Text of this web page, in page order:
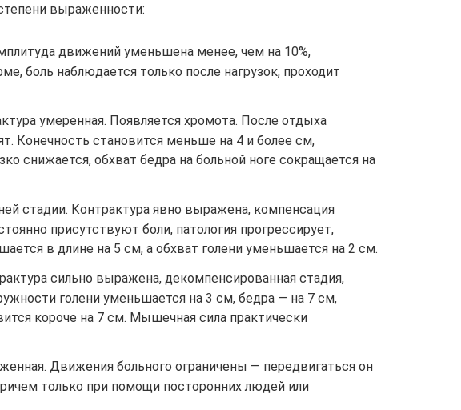
выраженности:
движений уменьшена менее, чем на 10%,
боль наблюдается только после нагрузок, проходит
умеренная. Появляется хромота. После отдыха
Конечность становится меньше на 4 и более см,
снижается, обхват бедра на больной ноге сокращается на
стадии. Контрактура явно выражена, компенсация
присутствуют боли, патология прогрессирует,
в длине на 5 см, а обхват голени уменьшается на 2 см.
сильно выражена, декомпенсированная стадия,
голени уменьшается на 3 см, бедра — на 7 см,
короче на 7 см. Мышечная сила практически
Движения больного ограничены — передвигаться он
только при помощи посторонних людей или